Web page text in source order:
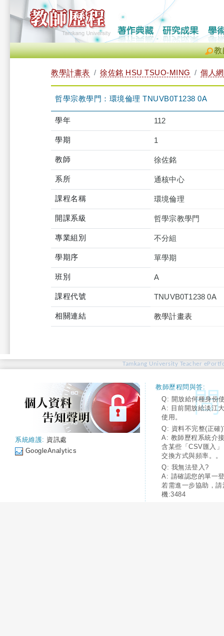
教
教學計畫表 徐佐銘 HSU TSUO-MING 個人
哲學宗教學門：環境倫理 TNUVB0T1238 0A
學年 112
學期 1
教師 徐佐銘
系所 通核中心
課程名稱 環境倫理
開課系級 哲學宗教學門
專業組別 不分組
學期序 單學期
班別 A
課程代號 TNUVB0T1238 0A
相關連結 教學計畫表
Tamkang University Teacher
系統維護: 資訊處
GoogleAnalytics
教師歷程問與答:
Q: 開放給何種身份
A: 目前開放給淡江
使用。
Q: 資料不完整(正確
A: 教師歷程系統介
含某些「CSV匯入
交換方式與頻率。。
Q: 我無法登入?
A: 請確認您的單一
若需進一步協助，
機:3484